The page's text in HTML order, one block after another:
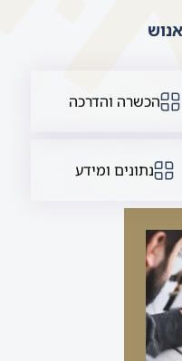
הכשרה והדרכה
נתונים ומידע